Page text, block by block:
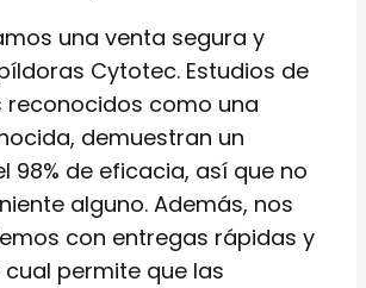
una venta segura y
Cytotec. Estudios de
como una
demuestran un
98% de eficacia, así que no
alguno. Además, nos
con entregas rápidas y
permite que las